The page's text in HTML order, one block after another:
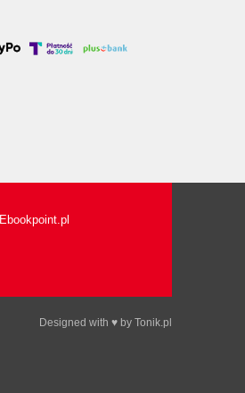
Ebookpoint.pl
Designed with ♥ by Tonik.pl